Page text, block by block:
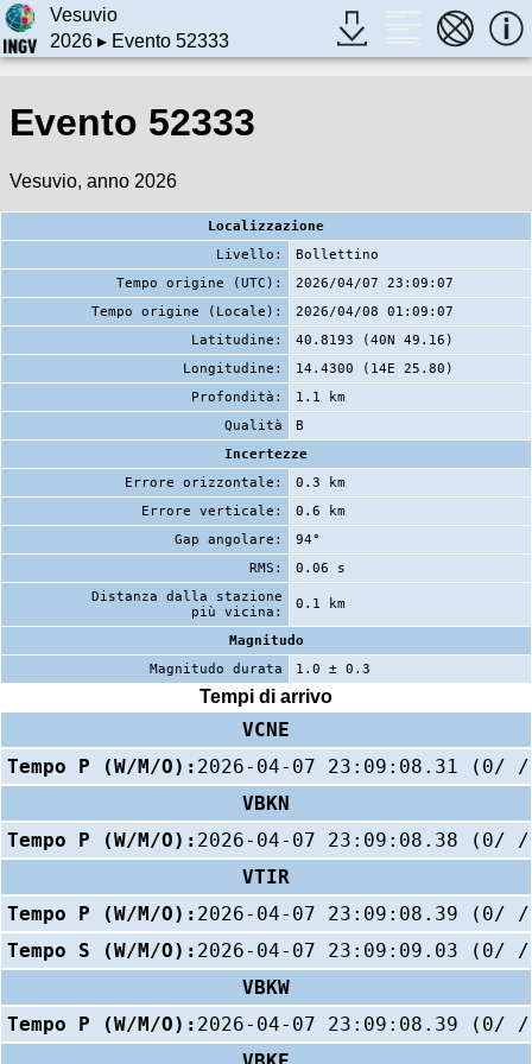
Vesuvio
2026▸ Evento 52333
Evento 52333
Vesuvio, anno 2026
Localizzazione
Livello:
Bollettino
Tempo origine (UTC):
2026/04/07 23:09:07
Tempo origine (Locale):
2026/04/08 01:09:07
Latitudine:
40.8193 (40N 49.16)
Longitudine:
14.4300 (14E 25.80)
Profondità:
1.1 km
Qualità
B
Incertezze
Errore orizzontale:
0.3 km
Errore verticale:
0.6 km
Gap angolare:
94°
RMS:
0.06 s
Distanza dalla stazione
più vicina:
0.1 km
Magnitudo
Magnitudo durata
1.0 ± 0.3
Tempi di arrivo
VCNE
Tempo P (W/M/O): 2026-04-07 23:09:08.31 (0/
VBKN
Tempo P (W/M/O): 2026-04-07 23:09:08.38 (0/
VTIR
Tempo P (W/M/O): 2026-04-07 23:09:08.39 (0/
Tempo S (W/M/O): 2026-04-07 23:09:09.03 (0/
VBKW
Tempo P (W/M/O): 2026-04-07 23:09:08.39 (0/